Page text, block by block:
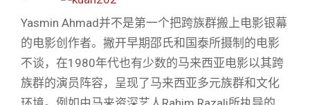
Yasmin Ahmad并不是第一个把跨族群搬上电影银幕
的电影创作者。撇开早期邵氏和国泰所摄制的电影
不谈，在1980年代也有少数的马来西亚电影以其跨
族群的演员阵容，呈现了马来西亚多元族群和文化